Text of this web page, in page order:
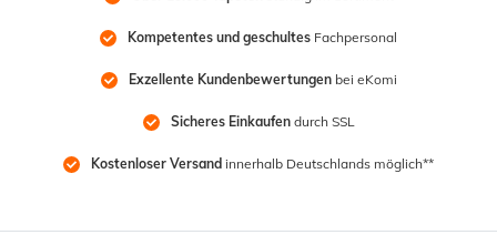
Kompetentes und geschultes Fachpersonal
Exzellente Kundenbewertungen bei eKomi
Sicheres Einkaufen durch SSL
Kostenloser Versand innerhalb Deutschlands möglich**